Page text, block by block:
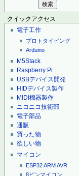
クイックアクセス
電子工作
プロトタイピング
Arduino
M5Stack
Raspberry Pi
USBデバイス開発
HIDデバイス製作
MIDI機器製作
ニコニコ技術部
電子部品
通販
買った物
欲しい物
マイコン
ESP32ARMAVR
8ピンマイコン